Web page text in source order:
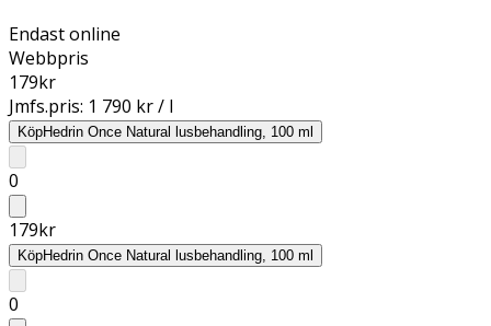
Endast online
Webbpris
179kr
Jmfs.pris: 1 790 kr / l
KöpHedrin Once Natural lusbehandling, 100 ml
0
179kr
KöpHedrin Once Natural lusbehandling, 100 ml
0